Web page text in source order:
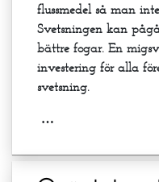
flussmedel så man
Svetsningen kan
bättre fogar. En
investering för alla
svetsning.
…